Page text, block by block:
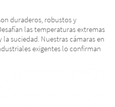
duraderos, robustos y
las temperaturas extremas
suciedad. Nuestras cámaras en
exigentes lo confirman